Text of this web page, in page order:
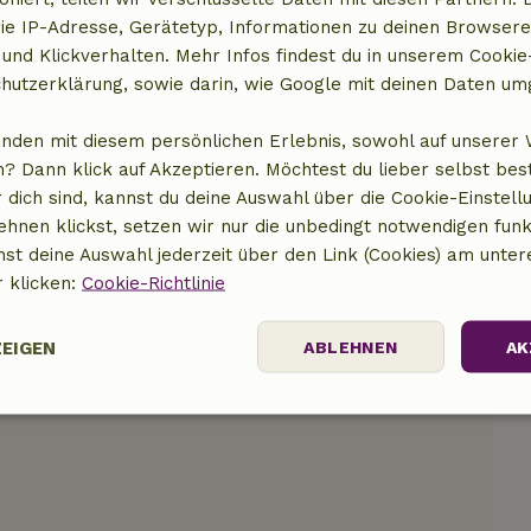
anzeigen
IP-Adresse, Gerätetyp, Informationen zu deinen
Klickverhalten. Mehr Infos findest du in unserem
sowie darin, wie Google mit deinen Daten
mit diesem persönlichen Erlebnis, sowohl auf unserer
Dann klick auf Akzeptieren. Möchtest du lieber selbst
dich sind, kannst du deine Auswahl über die Cookie-
klickst, setzen wir nur die unbedingt notwendigen
deine Auswahl jederzeit über den Link (Cookies) am
klicken: Cookie-Richtlinie
ABLEHNEN
Performance Targeting Funktionalität